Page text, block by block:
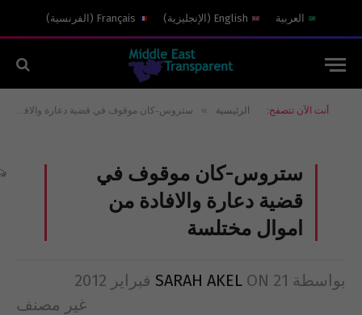
العربية English
( الإنجليزية)
Français
( الفرنسية)
أنت الآن تتصفح: الرئيسية » ستروس-كان موقوف في قضية دعارة والافادة من اموال مختلسة
ستروس-كان موقوف في
قضية دعارة والافادة من
اموال مختلسة
بواسطة SARAH AKEL ON 21 فبراير 2012
غير مصنف